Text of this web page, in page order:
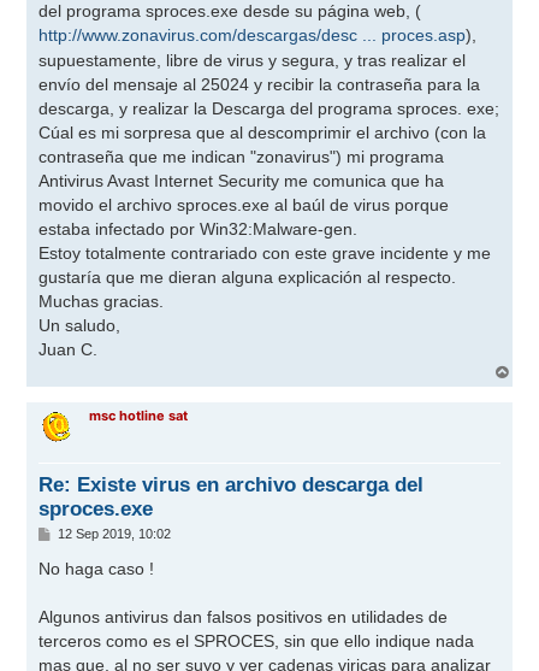
a
j
e
del programa sproces.exe desde su página web, (
http://www.zonavirus.com/descargas/desc ... proces.asp),
supuestamente, libre de virus y segura, y tras realizar el
envío del mensaje al 25024 y recibir la contraseña para la
descarga, y realizar la Descarga del programa sproces. exe;
Cúal es mi sorpresa que al descomprimir el archivo (con la
contraseña que me indican "zonavirus") mi programa
Antivirus Avast Internet Security me comunica que ha
movido el archivo sproces.exe al baúl de virus porque
estaba infectado por Win32:Malware-gen.
Estoy totalmente contrariado con este grave incidente y me
gustaría que me dieran alguna explicación al respecto.
Muchas gracias.
Un saludo,
Juan C.
r
msc hotline sat
Re: Existe virus en archivo descarga del
sproces.exe
M
n
s
j
e
12 Sep 2019, 10:02
No haga caso !
Algunos antivirus dan falsos positivos en utilidades de
terceros como es el SPROCES, sin que ello indique nada
mas que, al no ser suyo y ver cadenas viricas para analizar